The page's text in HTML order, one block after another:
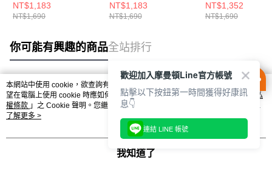
NT$1,183
NT$1,690
NT$1,183
NT$1,690
NT$1,352
NT$1,690
你可能有興趣的商品全站排行
熱門標籤
本網站中使用 cookie，欲查詢有關本網站使用 cookie 方式之詳情，及若您不希
望在電腦上使用 cookie 時應如何變更電腦的 cookie 設定，請參閱本網站「
隱私
權條款 」之 Cookie 聲明。您繼續使用本網站即表示您同意本公司得按本網站使
用條款之 Cookie 聲明使用 cookie。
了解更多 >
我知道了
歡迎加入摩曼頓Line官方帳號
點擊以下按鈕第一時間獲得好康訊
息👇
連結 LINE 帳號